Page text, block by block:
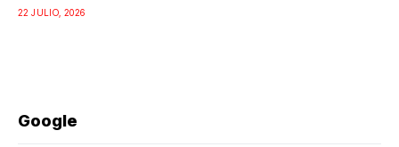
22 JULIO, 2026
Google